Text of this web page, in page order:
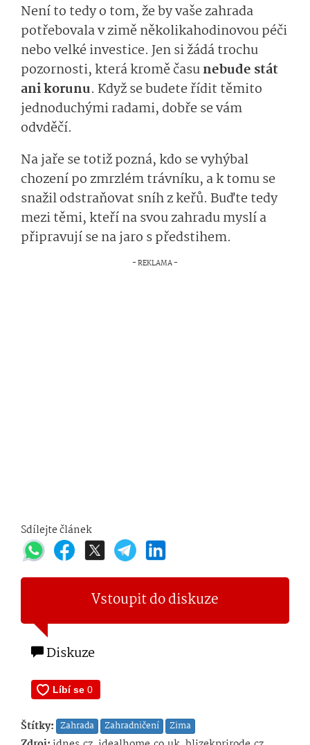
Není to tedy o tom, že by vaše zahrada
potřebovala v zimě několikahodinovou péči
nebo velké investice. Jen si žádá trochu
pozornosti, která kromě časunebude stát
ani korunu. Když se budete řídit těmito
jednoduchými radami, dobře se vám
odvděčí.
Na jaře se totiž pozná, kdo se vyhýbal
chození po zmrzlém trávníku, a k tomu se
snažil odstraňovat sníh z keřů. Buďte tedy
mezi těmi, kteří na svou zahradu myslí a
připravují se na jaro s předstihem.
Sdílejte článek
Vstoupit do diskuze
Diskuze
Štítky: Zahrada Zahradničení Zima